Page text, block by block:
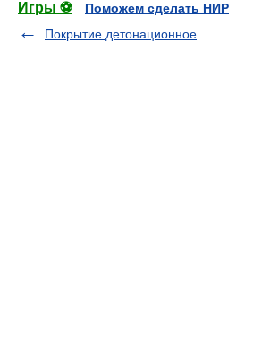
Игры ⚽
Поможем сделать НИР
Покрытие детонационное